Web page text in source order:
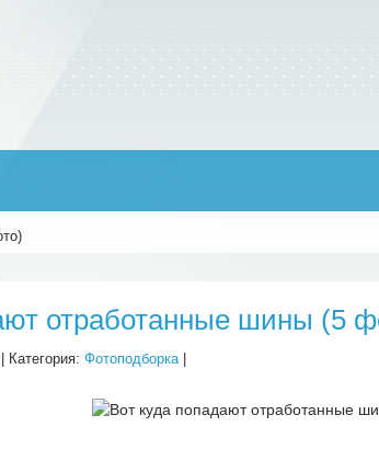
отработанные шины (5
| Категория:Фотоподборка|